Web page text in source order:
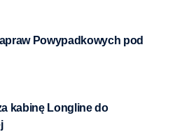
Powypadkowych pod
kabinę Longline do